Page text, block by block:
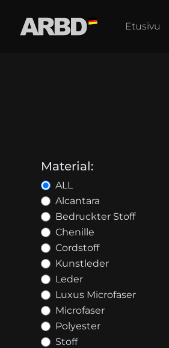
Etusivu
Material:
ALL
Alcantara
Bedruckter Stoff
Chenille
Cordstoff
Kunstleder
Leder
Luxus Microfaser
Microfaser
Polyester
Stoff